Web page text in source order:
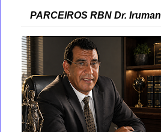
PARCEIROS RBN Dr. Iruman